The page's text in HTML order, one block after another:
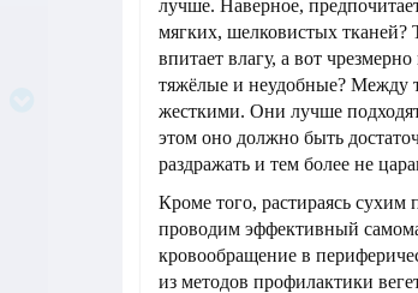
лучше. Наверное,
мягких, шелковистых тканей?
впитает влагу, а вот
тяжёлые и неудобные? Между
жесткими. Они лучше
этом оно должно быть
раздражать и тем более не
Кроме того, растираясь
проводим эффективный
кровообращение в
из методов профилактики